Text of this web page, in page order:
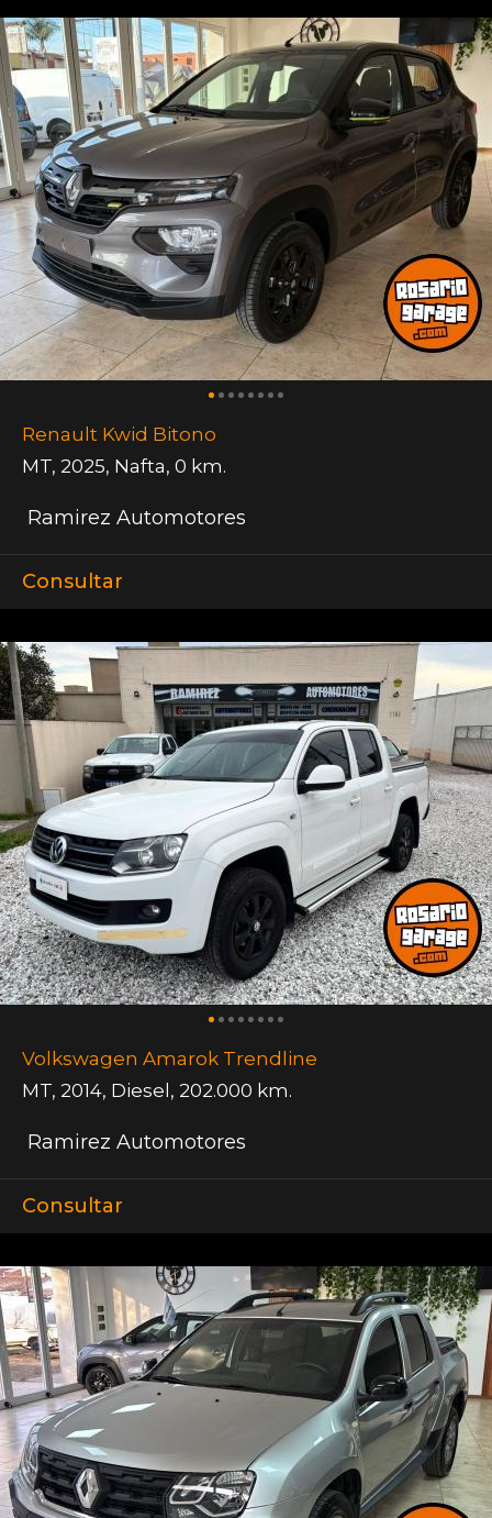
Renault Kwid Bitono
MT, 2025, Nafta, 0 km.
Ramirez Automotores
Consultar
Volkswagen Amarok Trendline
MT, 2014, Diesel , 202.000 km.
Ramirez Automotores
Consultar